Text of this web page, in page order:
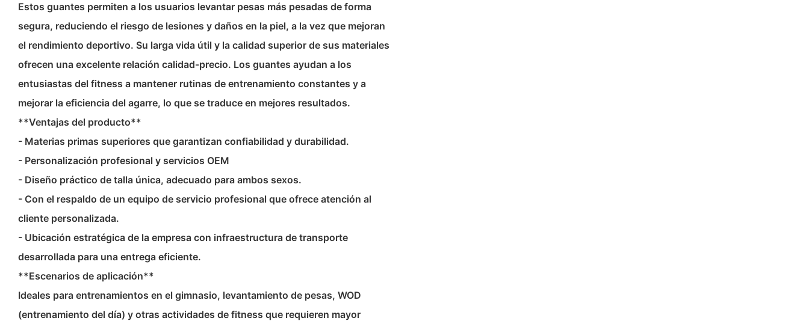
Estos guantes permiten a los usuarios levantar pesas más pesadas de forma
segura, reduciendo el riesgo de lesiones y daños en la piel, a la vez que mejoran
el rendimiento deportivo. Su larga vida útil y la calidad superior de sus materiales
ofrecen una excelente relación calidad-precio. Los guantes ayudan a los
entusiastas del fitness a mantener rutinas de entrenamiento constantes y a
mejorar la eficiencia del agarre, lo que se traduce en mejores resultados.
**Ventajas del producto**
- Materias primas superiores que garantizan confiabilidad y durabilidad.
- Personalización profesional y servicios OEM
- Diseño práctico de talla única, adecuado para ambos sexos.
- Con el respaldo de un equipo de servicio profesional que ofrece atención al
cliente personalizada.
- Ubicación estratégica de la empresa con infraestructura de transporte
desarrollada para una entrega eficiente.
**Escenarios de aplicación**
Ideales para entrenamientos en el gimnasio, levantamiento de pesas, WOD
(entrenamiento del día) y otras actividades de fitness que requieren mayor